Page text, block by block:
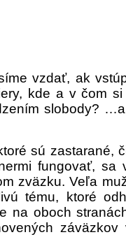
vzdať, ak
kde a v čom
slobody?
sú zastarané,
fungovať, sa
zväzku. Veľa
tému, ktoré
na oboch
záväzkov